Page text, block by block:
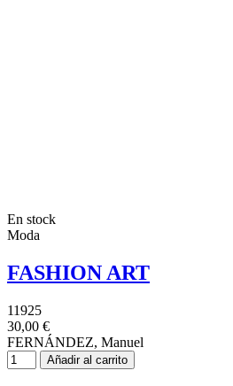
En stock
Moda
FASHION ART
11925
30,00 €
FERNÁNDEZ, Manuel
Añadir al carrito